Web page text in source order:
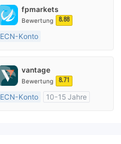
fpmarkets
Bewertung 8.88
ECN-Konto
AustralienRegulierung
Market Making (MM)
vantage
Bewertung 8.71
ECN-Konto
10-15 Jahre